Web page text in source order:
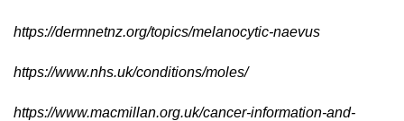
https://dermnetnz.org/topics/melanocytic-naevus
https://www.nhs.uk/conditions/moles/
https://www.macmillan.org.uk/cancer-information-and-